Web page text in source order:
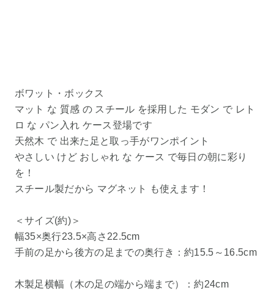
ボワット・ボックス
マット な 質感 の スチール を採用した モダン で レト
ロ な パン入れ ケース登場です
天然木 で 出来た足と取っ手がワンポイント
やさしい けど おしゃれ な ケース で毎日の朝に彩り
を！
スチール製だから マグネット も使えます！
＜サイズ(約)＞
幅35×奥行23.5×高さ22.5cm
手前の足から後方の足までの奥行き：約15.5～16.5cm
木製足横幅（木の足の端から端まで）：約24cm